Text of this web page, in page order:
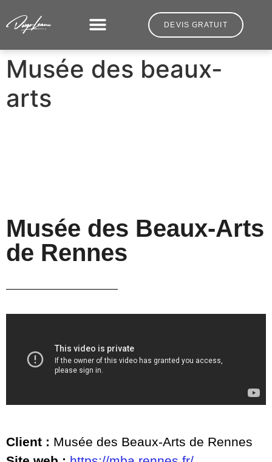
DEVIS GRATUIT
Musée des beaux-
arts
Musée des Beaux-Arts
de Rennes
Client : Musée des Beaux-Arts de Rennes